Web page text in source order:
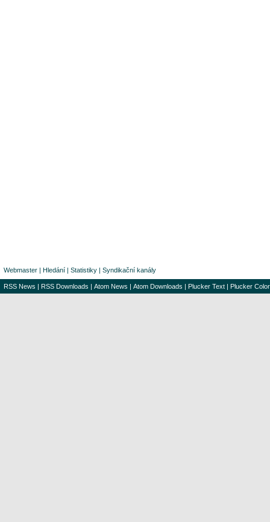
Webmaster | Hledání | Statistiky | Syndikační kanály
RSS News | RSS Downloads | Atom News | Atom Downloads | Plucker Text | Plucker Color